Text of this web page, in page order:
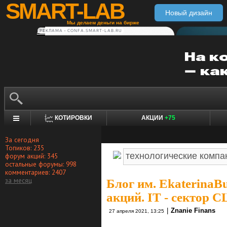
SMART-LAB
Мы делаем деньги на бирже
Новый дизайн
РЕКЛАМА • CONFA.SMART-LAB.RU
КОТИРОВКИ АКЦИИ +75
За сегодня
Топиков: 235
форум акций: 345
остальные форумы: 998
комментариев: 2407
за месяц
Блог им.
акций. IT - сектор
27 апреля 2021, 13:25 Znanie Finans